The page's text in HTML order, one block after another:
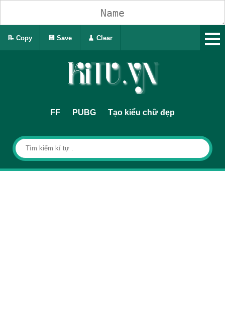
FF PUBG Tạo kiểu chữ đẹp
📝 Copy 💾 Save 🧹 Clear